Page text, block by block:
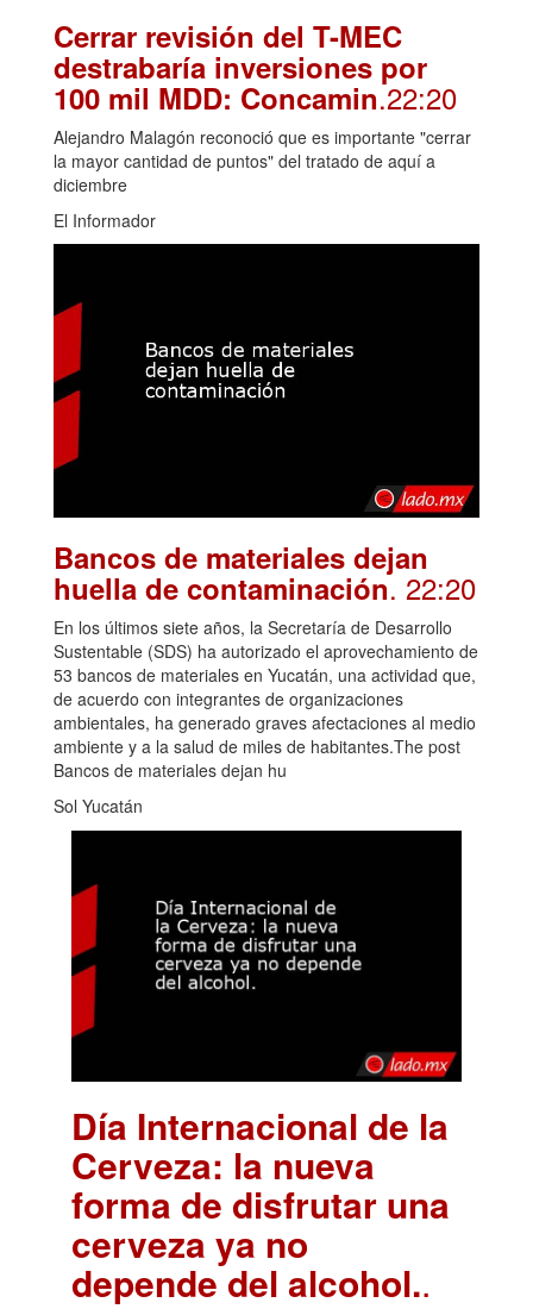
Cerrar revisión del T-MEC
destrabaría inversiones por
100 mil MDD: Concamin.22:20
Alejandro Malagón reconoció que es importante "cerrar
la mayor cantidad de puntos" del tratado de aquí a
diciembre
El Informador
Bancos de materiales dejan
huella de contaminación. 22:20
En los últimos siete años, la Secretaría de Desarrollo
Sustentable (SDS) ha autorizado el aprovechamiento de
53 bancos de materiales en Yucatán, una actividad que,
de acuerdo con integrantes de organizaciones
ambientales, ha generado graves afectaciones al medio
ambiente y a la salud de miles de habitantes.The post
Bancos de materiales dejan hu
Sol Yucatán
Día Internacional de la
Cerveza: la nueva
forma de disfrutar una
cerveza ya no
depende del alcohol..